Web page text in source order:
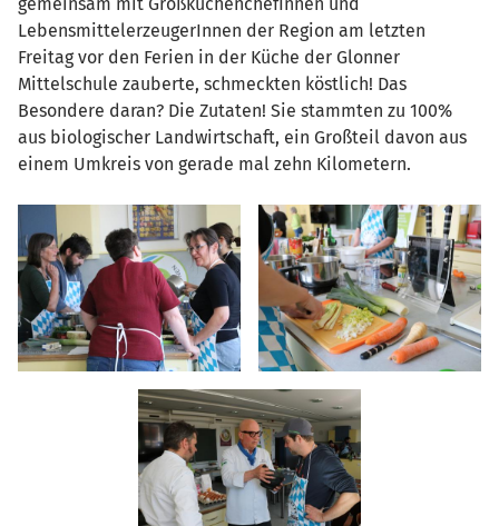
gemeinsam mit GroßküchenchefInnen und
LebensmittelerzeugerInnen der Region am letzten
Freitag vor den Ferien in der Küche der Glonner
Mittelschule zauberte, schmeckten köstlich! Das
Besondere daran? Die Zutaten! Sie stammten zu 100%
aus biologischer Landwirtschaft, ein Großteil davon aus
einem Umkreis von gerade mal zehn Kilometern.